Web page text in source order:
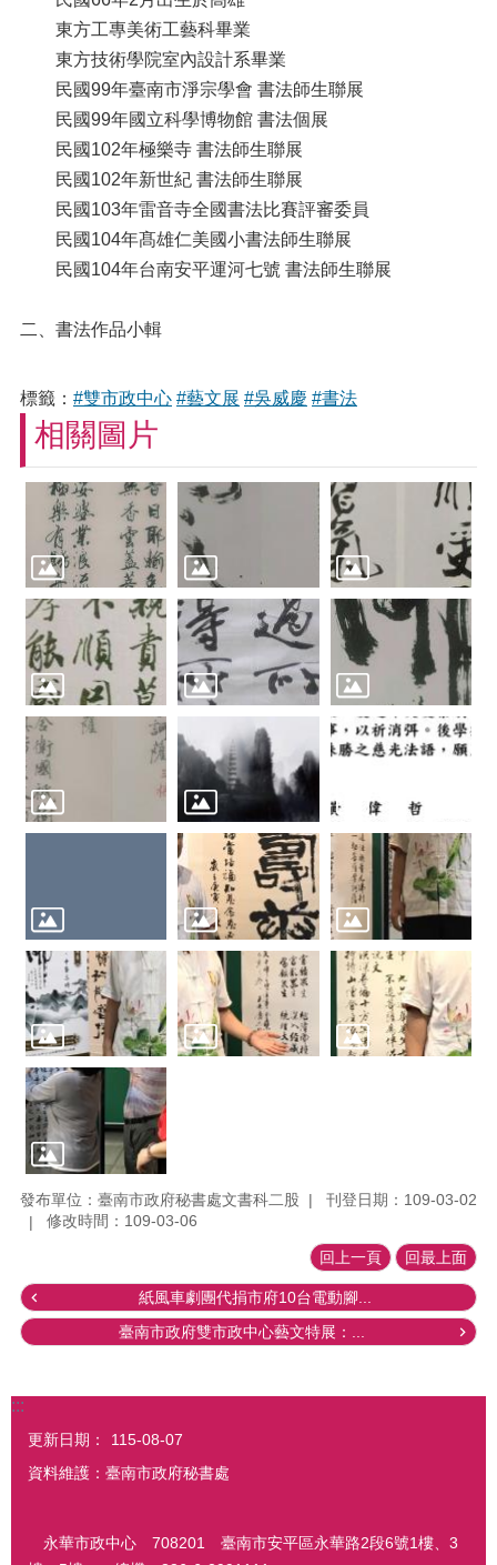
東方工專美術工藝科畢業
東方技術學院室內設計系畢業
民國99年臺南市淨宗學會 書法師生聯展
民國99年國立科學博物館 書法個展
民國102年極樂寺 書法師生聯展
民國102年新世紀 書法師生聯展
民國103年雷音寺全國書法比賽評審委員
民國104年髙雄仁美國小書法師生聯展
民國104年台南安平運河七號 書法師生聯展
二、書法作品小輯
標籤： #雙市政中心 #藝文展 #吳威慶 #書法
相關圖片
發布單位：臺南市政府秘書處文書科二股
刊登日期：109-03-02
修改時間：109-03-06
回上一頁 回最上面
紙風車劇團代捐市府10台電動腳...
臺南市政府雙市政中心藝文特展：...
:::
更新日期：
115-08-07
資料維護：臺南市政府秘書處
永華市政中心 708201 臺南市安平區永華路2段6號1樓、3